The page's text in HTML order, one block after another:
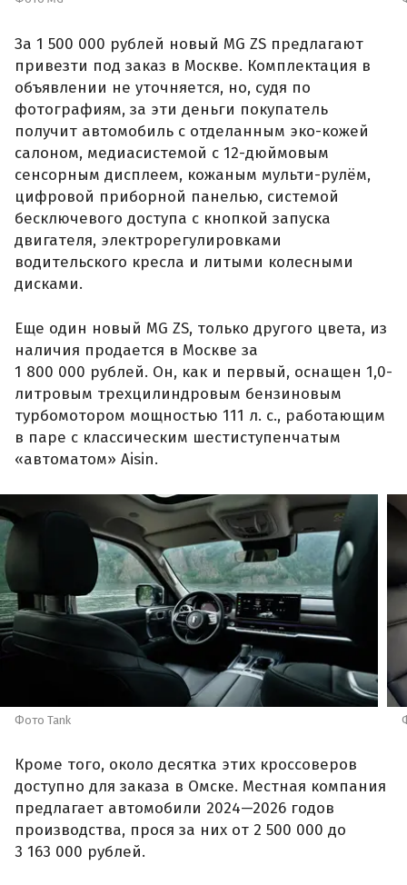
За 1 500 000 рублей новый MG ZS предлагают
привезти под заказ в Москве. Комплектация в
объявлении не уточняется, но, судя по
фотографиям, за эти деньги покупатель
получит автомобиль с отделанным эко-кожей
салоном, медиасистемой с 12-дюймовым
сенсорным дисплеем, кожаным мульти-рулём,
цифровой приборной панелью, системой
бесключевого доступа с кнопкой запуска
двигателя, электрорегулировками
водительского кресла и литыми колесными
дисками.
Еще один новый MG ZS, только другого цвета, из
наличия продается в Москве за
1 800 000 рублей. Он, как и первый, оснащен 1,0-
литровым трехцилиндровым бензиновым
турбомотором мощностью 111 л. с., работающим
в паре с классическим шестиступенчатым
«автоматом» Aisin.
Фото Tank
Кроме того, около десятка этих кроссоверов
доступно для заказа в Омске. Местная компания
предлагает автомобили 2024—2026 годов
производства, прося за них от 2 500 000 до
3 163 000 рублей.